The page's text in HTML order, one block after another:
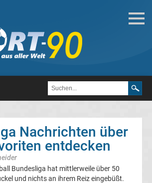
Nachrichten über
entdecken
Bundesliga hat mittlerweile über 50
und nichts an ihrem Reiz eingebüßt.